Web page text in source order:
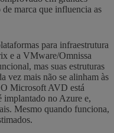
marca que influencia as
para infraestrutura
e a VMware/Omnissa
mas suas estruturas
vez mais não se alinham às
O Microsoft AVD está
implantado no Azure e,
Mesmo quando funciona,